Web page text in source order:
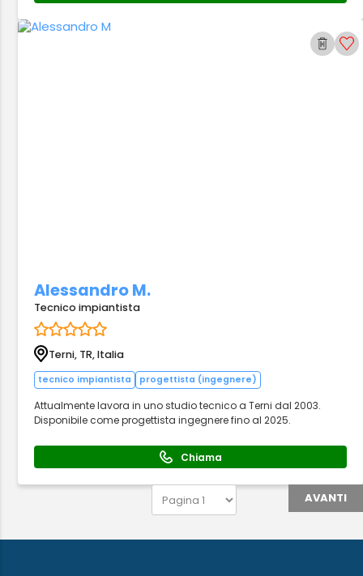
Alessandro M.
Tecnico impiantista
Terni, TR, Italia
tecnico impiantista progettista (ingegnere)
Attualmente lavora in uno studio tecnico a Terni dal 2003.
Disponibile come progettista ingegnere fino al 2025.
Chiama
AVANTI